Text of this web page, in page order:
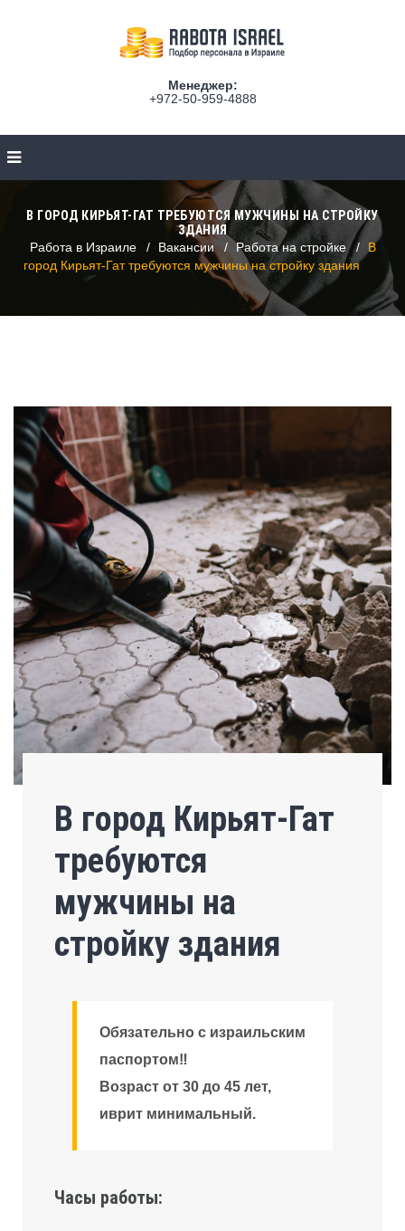
Менеджер:
+972-50-959-4888
В ГОРОД КИРЬЯТ-ГАТ ТРЕБУЮТСЯ МУЖЧИНЫ НА СТРОЙКУ
ЗДАНИЯ
Работа в Израиле
Вакансии Работа на стройке
В
город Кирьят-Гат требуются мужчины на стройку здания
В город Кирьят-Гат
требуются
мужчины на
стройку здания
Обязательно с израильским
паспортом‼️
Возраст от 30 до 45 лет,
иврит минимальный.
Часы работы: